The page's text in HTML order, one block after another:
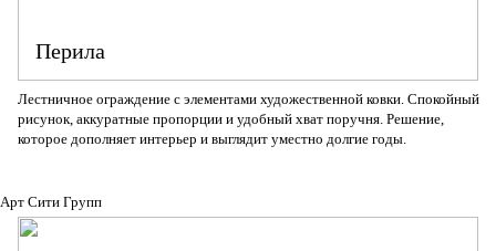
Перила
Лестничное ограждение с элементами художественной ковки. Спокойный
рисунок, аккуратные пропорции и удобный хват поручня. Решение,
которое дополняет интерьер и выглядит уместно долгие годы.
Арт Сити Групп